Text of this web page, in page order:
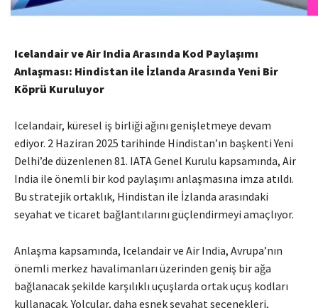
Icelandair ve Air India Arasında Kod Paylaşımı
Anlaşması: Hindistan ile İzlanda Arasında Yeni Bir
Köprü Kuruluyor
Icelandair, küresel iş birliği ağını genişletmeye devam
ediyor. 2 Haziran 2025 tarihinde Hindistan’ın başkenti Yeni
Delhi’de düzenlenen 81. IATA Genel Kurulu kapsamında, Air
India ile önemli bir kod paylaşımı anlaşmasına imza atıldı.
Bu stratejik ortaklık, Hindistan ile İzlanda arasındaki
seyahat ve ticaret bağlantılarını güçlendirmeyi amaçlıyor.
Anlaşma kapsamında, Icelandair ve Air India, Avrupa’nın
önemli merkez havalimanları üzerinden geniş bir ağa
bağlanacak şekilde karşılıklı uçuşlarda ortak uçuş kodları
kullanacak. Yolcular, daha esnek seyahat seçenekleri,